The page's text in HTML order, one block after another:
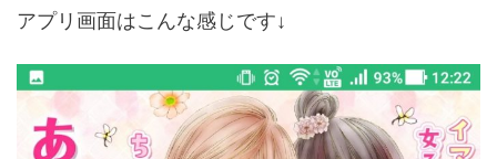
アプリ画面はこんな感じです↓